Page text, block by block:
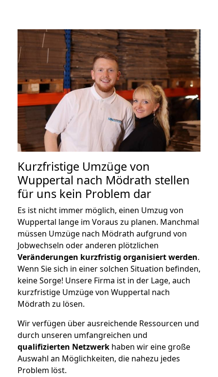
Kurzfristige Umzüge von
Wuppertal nach Mödrath stellen
für uns kein Problem dar
Es ist nicht immer möglich, einen Umzug von
Wuppertal lange im Voraus zu planen. Manchmal
müssen Umzüge nach Mödrath aufgrund von
Jobwechseln oder anderen plötzlichen
Veränderungen kurzfristig organisiert werden.
Wenn Sie sich in einer solchen Situation befinden,
keine Sorge! Unsere Firma ist in der Lage, auch
kurzfristige Umzüge von Wuppertal nach
Mödrath zu lösen.
Wir verfügen über ausreichende Ressourcen und
durch unseren umfangreichen und
qualifizierten Netzwerk haben wir eine große
Auswahl an Möglichkeiten, die nahezu jedes
Problem löst.